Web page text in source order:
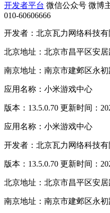
开发者平台 微信公众号 微博
010-60606666
开发者：北京瓦力网络科技有
北京地址：北京市昌平区安
南京地址：南京市建邺区永
应用名称：小米游戏中心
版本：13.5.0.70 更新时间：
应用名称：小米游戏中心
开发者：北京瓦力网络科技有
版本：13.5.0.70 更新时间：
北京地址：北京市昌平区安
南京地址：南京市建邺区永